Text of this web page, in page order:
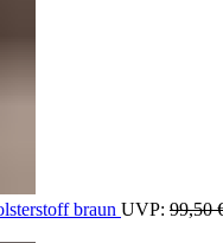
braun UVP: 99,50